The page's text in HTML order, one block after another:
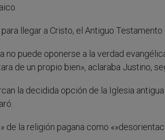
llegar a Cristo, el Antiguo
no puede oponerse a la verdad
de un propio bien», aclaraba Justino,
la decidida opción de la Iglesia
de la religión pagana como